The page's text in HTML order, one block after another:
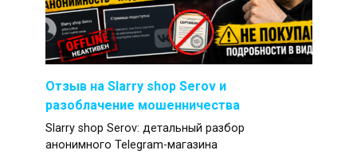
Отзыв на Slarry shop Serov и
разоблачение мошенничества
Slarry shop Serov: детальный разбор
анонимного Telegram-магазина